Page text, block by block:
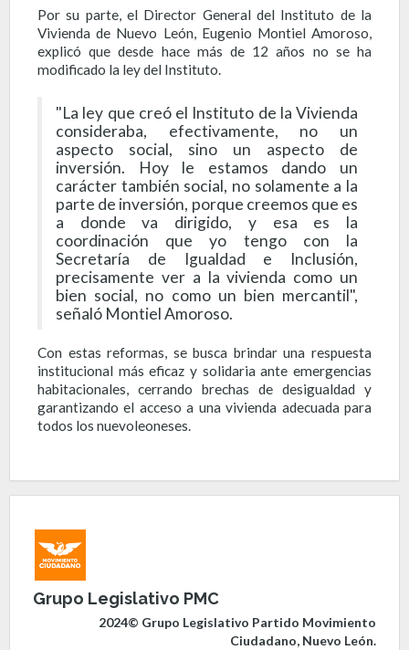
Por su parte, el Director General del Instituto de la
Vivienda de Nuevo León, Eugenio Montiel Amoroso,
explicó que desde hace más de 12 años no se ha
modificado la ley del Instituto.
"La ley que creó el Instituto de la Vivienda
consideraba, efectivamente, no un
aspecto social, sino un aspecto de
inversión. Hoy le estamos dando un
carácter también social, no solamente a la
parte de inversión, porque creemos que es
a donde va dirigido, y esa es la
coordinación que yo tengo con la
Secretaría de Igualdad e Inclusión,
precisamente ver a la vivienda como un
bien social, no como un bien mercantil",
señaló Montiel Amoroso.
Con estas reformas, se busca brindar una respuesta
institucional más eficaz y solidaria ante emergencias
habitacionales, cerrando brechas de desigualdad y
garantizando el acceso a una vivienda adecuada para
todos los nuevoleoneses.
Grupo Legislativo PMC
2024© Grupo Legislativo Partido Movimiento
Ciudadano, Nuevo León.